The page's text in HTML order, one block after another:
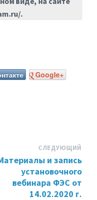
.
Google+
СЛЕДУЮЩИЙ
и запись
установочного
вебинара ФЭС от
14.02.2020 г.